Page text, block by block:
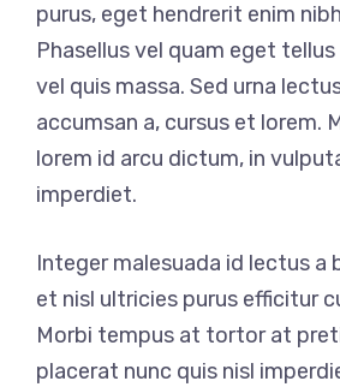
purus, eget hendrerit enim
Phasellus vel quam eget
vel quis massa. Sed urna
accumsan a, cursus et lorem.
lorem id arcu dictum, in
imperdiet.
Integer malesuada id lectus a
et nisl ultricies purus efficitur
Morbi tempus at tortor at
placerat nunc quis nisl